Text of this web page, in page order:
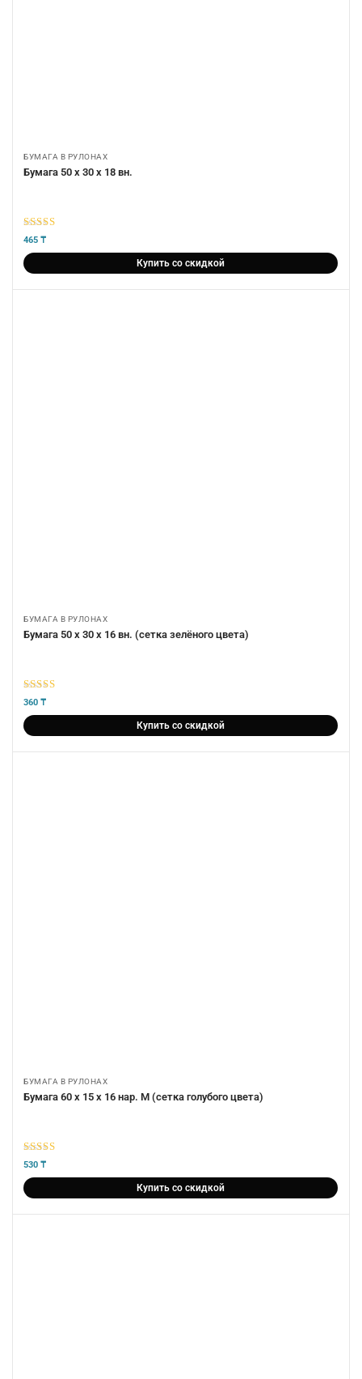
БУМАГА В РУЛОНАХ
Бумага 50 х 30 х 18 вн.
5из 5
465 ₸
Купить со скидкой
БУМАГА В РУЛОНАХ
Бумага 50 х 30 х 16 вн. (сетка зелёного цвета)
5из 5
360 ₸
Купить со скидкой
БУМАГА В РУЛОНАХ
Бумага 60 х 15 х 16 нар. М (сетка голубого цвета)
5из 5
530 ₸
Купить со скидкой